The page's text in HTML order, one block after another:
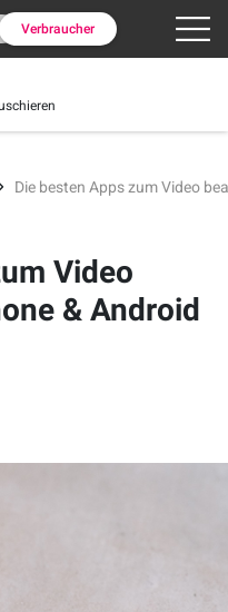
Verbraucher
Die besten Apps zum Video
Video
& Android